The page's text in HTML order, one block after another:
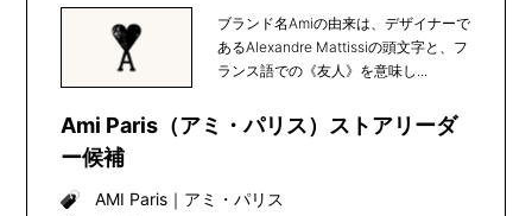
ブランド名Amiの由来は、デザイナーで
あるAlexandre Mattissiの頭文字と、フ
ランス語での《友人》を意味し...
Ami Paris（アミ・パリス）ストアリーダ
ー候補
AMI Paris｜ アミ・パリス